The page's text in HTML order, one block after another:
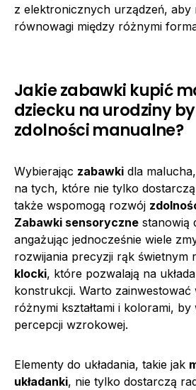
z elektronicznych urządzeń, aby
równowagi między różnymi
Jakie zabawki kupić
dziecku na urodziny
zdolności manualne?
Wybierając zabawki dla
na tych, które nie tylko
także wspomogą rozwój
Zabawki sensoryczne stanowią
angażując jednocześnie wiele
rozwijania precyzji rąk świetnym
klocki, które pozwalają na
konstrukcji. Warto zainwestować
różnymi kształtami i kolorami,
percepcji wzrokowej.
Elementy do układania, takie jak
układanki, nie tylko dostarczą